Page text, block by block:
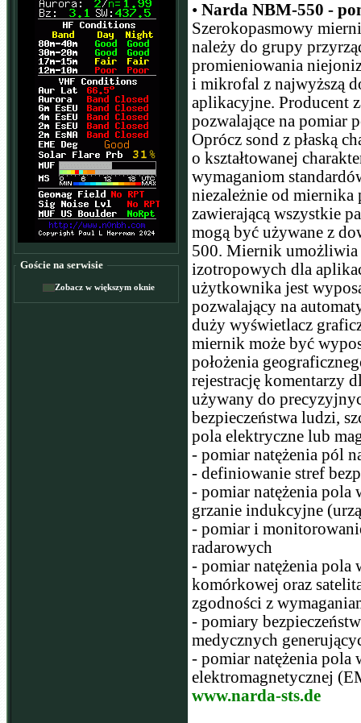
Goście na serwisie
Zobacz w większym oknie
• Narda NBM-550 -
Szerokopasmowy
należy do grupy
promieniowania
i mikrofal z najwyższą
aplikacyjne. Producent
pozwalające na pomiar
Oprócz sond z płaską
o kształtowanej
wymaganiom
niezależnie od miernika
zawierającą wszystkie
mogą być używane z
500. Miernik
izotropowych dla
użytkownika jest
pozwalający na
duży wyświetlacz
miernik może być
położenia
rejestrację komentarzy
używany do
bezpieczeństwa ludzi,
pola elektryczne lub
- pomiar natężenia pól
- definiowanie stref
- pomiar natężenia pola
grzanie indukcyjne
- pomiar i
radarowych
- pomiar natężenia pola
komórkowej oraz
zgodności z
- pomiary
medycznych
- pomiar natężenia
elektromagnetycznej
www.narda-sts.de